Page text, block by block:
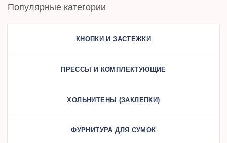
Популярные категории
КНОПКИ И ЗАСТЕЖКИ
ПРЕССЫ И КОМПЛЕКТУЮЩИЕ
ХОЛЬНИТЕНЫ (ЗАКЛЕПКИ)
ФУРНИТУРА ДЛЯ СУМОК